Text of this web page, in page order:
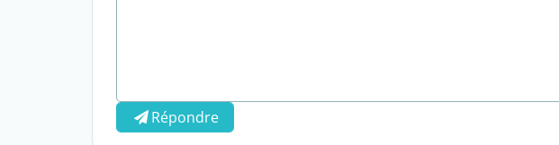
Répondre